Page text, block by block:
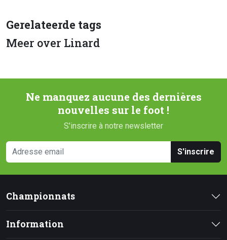
Gerelateerde tags
Meer over Linard
Ne manquez aucune des dernières
nouvelles sur le foot !
S'inscrire à notre newsletter
S'inscrire
Championnats
Information